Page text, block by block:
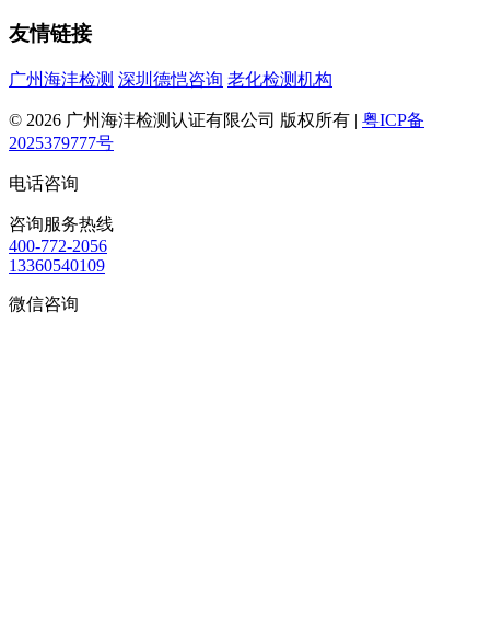
友情链接
广州海沣检测 深圳德恺咨询 老化检测机构
© 2026 广州海沣检测认证有限公司 版权所有 | 粤ICP备
2025379777号
电话咨询
咨询服务热线
400-772-2056
13360540109
微信咨询